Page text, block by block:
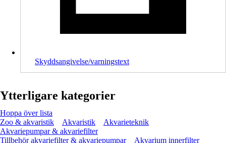
Skyddsangivelse/varningstext
Ytterligare kategorier
Hoppa över lista
Zoo & akvaristik
Akvaristik
Akvarieteknik
Akvariepumpar & akvariefilter
Tillbehör akvariefilter & akvariepumpar
Akvarium innerfilter